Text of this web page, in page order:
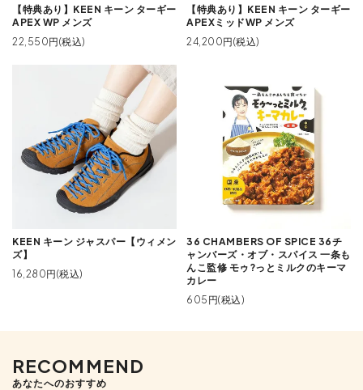
【特典あり】KEEN キーン ターギー
APEX WP メンズ
22,550円(税込)
【特典あり】KEEN キーン ターギー
APEXミッドWP メンズ
24,200円(税込)
KEEN キーン ジャスパー【ウィメン
ズ】
16,280円(税込)
36 CHAMBERS OF SPICE 36チ
ャンバーズ・オブ・スパイス 一条も
んこ監修 モゥ?っとミルクのキーマ
カレー
605円(税込)
RECOMMEND
あなたへのおすすめ